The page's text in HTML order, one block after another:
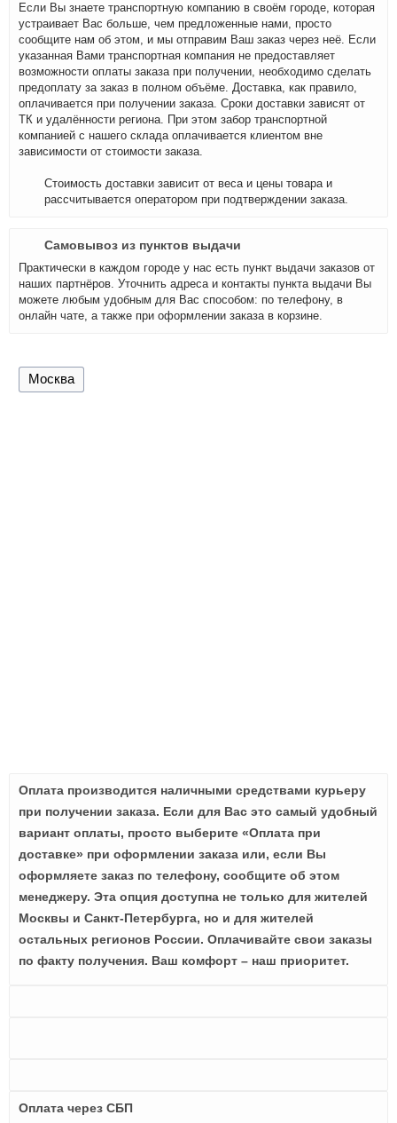
Если Вы знаете транспортную компанию в своём городе, которая
устраивает Вас больше, чем предложенные нами, просто
сообщите нам об этом, и мы отправим Ваш заказ через неё. Если
указанная Вами транспортная компания не предоставляет
возможности оплаты заказа при получении, необходимо сделать
предоплату за заказ в полном объёме. Доставка, как правило,
оплачивается при получении заказа. Сроки доставки зависят от
ТК и удалённости региона. При этом забор транспортной
компанией с нашего склада оплачивается клиентом вне
зависимости от стоимости заказа.
Стоимость доставки зависит от веса и цены товара и
рассчитывается оператором при подтверждении заказа.
Самовывоз из пунктов выдачи
Практически в каждом городе у нас есть пункт выдачи заказов от
наших партнёров. Уточнить адреса и контакты пункта выдачи Вы
можете любым удобным для Вас способом: по телефону, в
онлайн чате, а также при оформлении заказа в корзине.
Москва
Оплата производится наличными средствами курьеру
при получении заказа. Если для Вас это самый удобный
вариант оплаты, просто выберите «Оплата при
доставке» при оформлении заказа или, если Вы
оформляете заказ по телефону, сообщите об этом
менеджеру. Эта опция доступна не только для жителей
Москвы и Санкт-Петербурга, но и для жителей
остальных регионов России. Оплачивайте свои заказы
по факту получения. Ваш комфорт – наш приоритет.
Оплата через СБП